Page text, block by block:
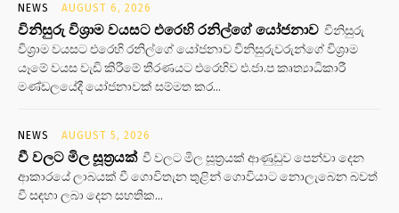
NEWS AUGUST 6, 2026
විනිසුරු විශ්‍රාම වයසට එරෙහි රනිල්ගේ යෝජනාව විනිසුරු
විශ්‍රාම වයසට එරෙහි රනිල්ගේ යෝජනාව විනිසුරුවරුන්ගේ විශ්‍රාම
යෑමේ වයස වැඩි කිරීමේ තීරණයට එරෙහිව එ.ජා.ප කෘත්‍යාධිකාරී
මණ්ඩලයේදී යෝජනාවක් සම්මත කර...
NEWS AUGUST 5, 2026
වී වලට මිල සූත්‍රයක් වී වලට මිල සූත්‍රයක් ආණුඩුව පෙන්වා දෙන
ආකාරයේ ලාබයක් වී ගොවිතැන තුළින් ගොවියාට නොලැබෙන බවත්
වී සඳහා ලබා දෙන සහතික...